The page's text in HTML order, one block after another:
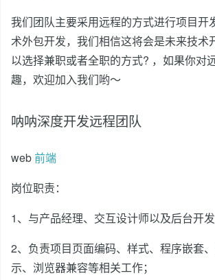
我们团队主要采用远程的方式进行项目开
术外包开发，我们相信这将会是未来技术
以选择兼职或者全职的方式? ，如果你对
趣，欢迎加入我们哟～
呐呐深度开发远程团队
web前端
岗位职责：
1、与产品经理、交互设计师以及后台开发
2、负责项目页面编码、样式、程序嵌套
示、浏览器兼容等相关工作；